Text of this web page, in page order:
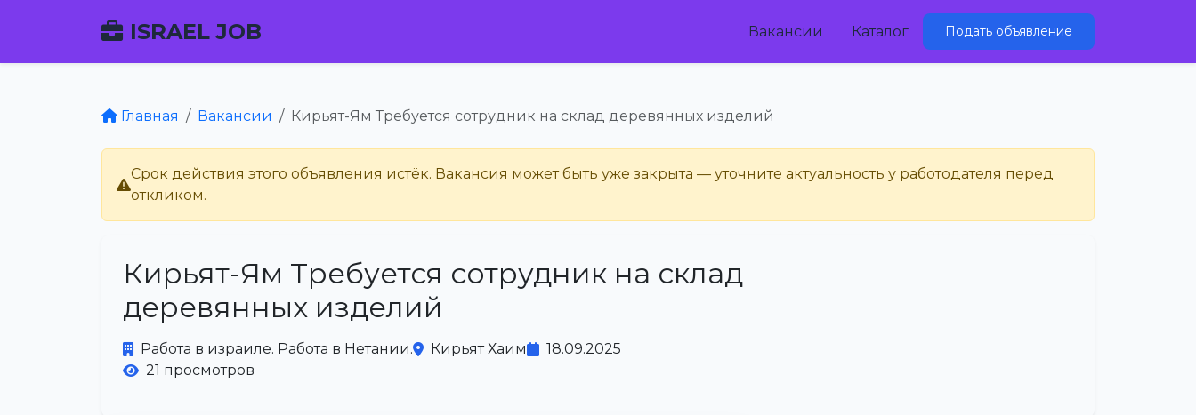
ISRAEL JOB Вакансии Каталог Подать объявление
Главная Вакансии Кирьят-Ям Требуется сотрудник на склад деревянных изделий
Срок действия этого объявления истёк. Вакансия может быть уже закрыта — уточните актуальность у работодателя перед
откликом.
Кирьят-Ям Требуется сотрудник на склад
деревянных изделий
Работа в израиле. Работа в Нетании. Кирьят Хаим
18.09.2025
21 просмотров